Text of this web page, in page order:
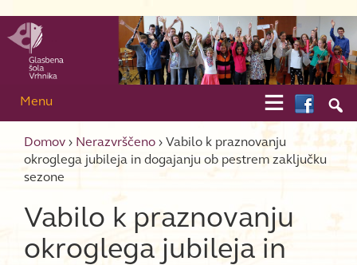

Menu 
Domov › Nerazvrščeno › Vabilo k praznovanju
okroglega jubileja in dogajanju ob pestrem zaključku
sezone
Vabilo k praznovanju
okroglega jubileja in